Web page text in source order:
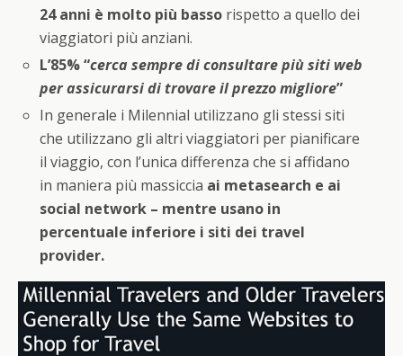
24 anni è molto più basso rispetto a quello dei
viaggiatori più anziani.
L’85% “cerca sempre di consultare più siti web
per assicurarsi di trovare il prezzo migliore”
In generale i Milennial utilizzano gli stessi siti
che utilizzano gli altri viaggiatori per pianificare
il viaggio, con l’unica differenza che si affidano
in maniera più massiccia ai metasearch e ai
social network – mentre usano in
percentuale inferiore i siti dei travel
provider.